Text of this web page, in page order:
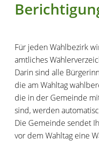
Für jeden Wahlbezirk
amtliches
Darin sind alle
die am Wahltag
die in der Gemeinde
sind, werden
Die Gemeinde sendet
vor dem Wahltag eine